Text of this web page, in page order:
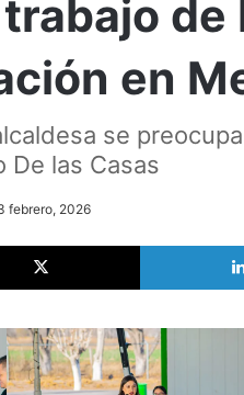
en
se
De las Casas
febrero, 2026
X